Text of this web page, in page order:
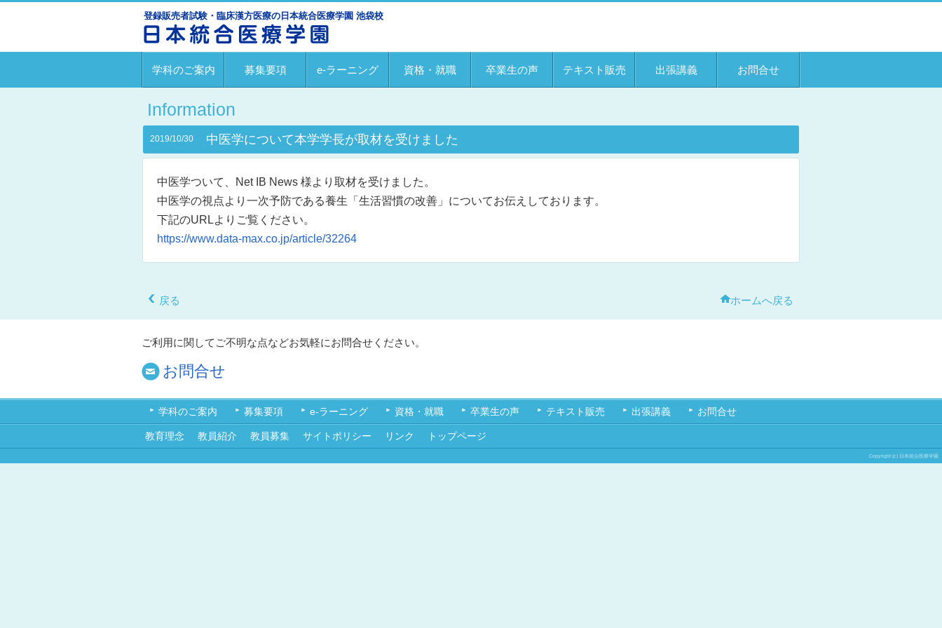
登録販売者試験・臨床漢方医療の日本統合医療学園 池袋校
学科のご案内 募集要項 e-ラーニング 資格・就職 卒業生の声 テキスト販売 出張講義 お問合せ
Information
2019/10/30 中医学について本学学長が取材を受けました
中医学ついて、Net IB News 様より取材を受けました。
中医学の視点より一次予防である養生「生活習慣の改善」についてお伝えしております。
下記のURLよりご覧ください。
https://www.data-max.co.jp/article/32264
戻る ホームへ戻る
ご利用に関してご不明な点などお気軽にお問合せください。
お問合せ
学科のご案内 募集要項 e-ラーニング 資格・就職 卒業生の声 テキスト販売 出張講義 お問合せ
教育理念 教員紹介 教員募集 サイトポリシー リンク トップページ
Copyright (c) 日本統合医療学園